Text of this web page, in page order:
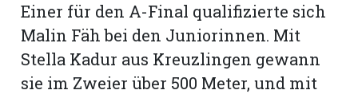
Einer für den A-Final qualifizierte sich
Malin Fäh bei den Juniorinnen. Mit
Stella Kadur aus Kreuzlingen gewann
sie im Zweier über 500 Meter, und mit